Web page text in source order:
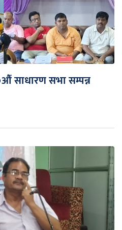
साधारण सभा सम्पन्न